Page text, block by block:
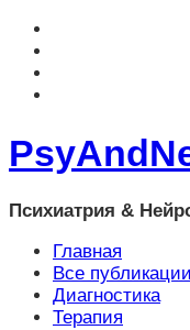
Психиатрия &
Главная
Все публикации
Диагностика
Терапия